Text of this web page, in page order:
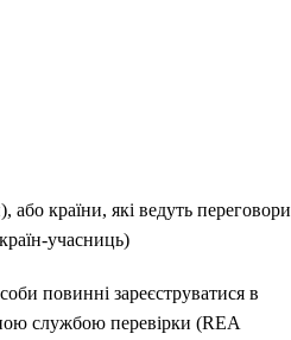
або країни, які ведуть переговори
учасниць)
повинні зареєструватися в
службою перевірки (REA